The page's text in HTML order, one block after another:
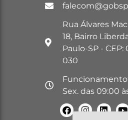
Rua Álvares
18, Bairro
Paulo-SP - CEP:
030
Sex. das 09:00